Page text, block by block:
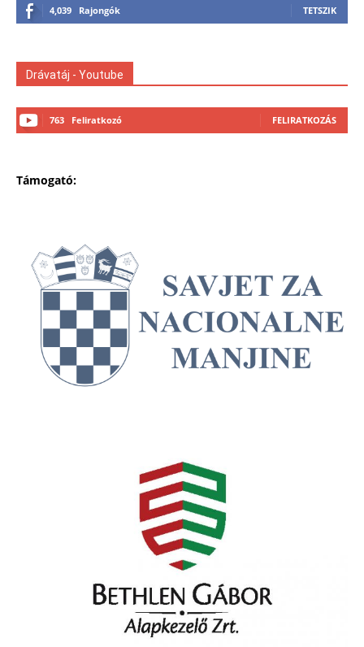
4,039 Rajongók TETSZIK
Drávatáj - Youtube
763 Feliratkozó FELIRATKOZÁS
Támogató: